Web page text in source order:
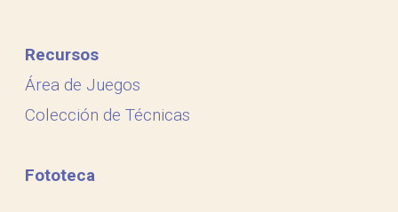
Recursos
Área de Juegos
Colección de Técnicas
Fototeca